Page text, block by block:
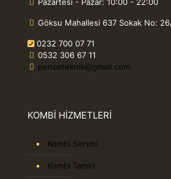
Göksu Mahallesi 637 Sokak No:
0232 700 07 71
0532 306 67 11
penceteknik@gmail.com
KOMBİ HİZMETLERİ
Kombi Servisi
Kombi Tamiri